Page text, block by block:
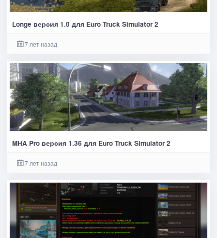
Longe версия 1.0 для Euro Truck Simulator 2
7 лет назад
MHA Pro версия 1.36 для Euro Truck Simulator 2
7 лет назад